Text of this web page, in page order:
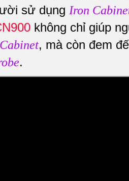
sử dụng Iron
không chỉ giúp
, mà còn đem
.